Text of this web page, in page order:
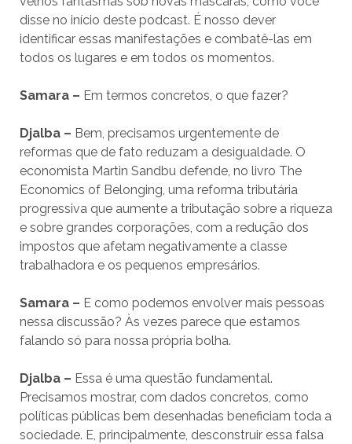
disse no início deste podcast. É nosso dever
identificar essas manifestações e combatê-las em
todos os lugares e em todos os momentos.
Samara – Em termos concretos, o que fazer?
Djalba – Bem, precisamos urgentemente de
reformas que de fato reduzam a desigualdade. O
economista Martin Sandbu defende, no livro The
Economics of Belonging, uma reforma tributária
progressiva que aumente a tributação sobre a riqueza
e sobre grandes corporações, com a redução dos
impostos que afetam negativamente a classe
trabalhadora e os pequenos empresários.
Samara – E como podemos envolver mais pessoas
nessa discussão? Às vezes parece que estamos
falando só para nossa própria bolha.
Djalba – Essa é uma questão fundamental.
Precisamos mostrar, com dados concretos, como
políticas públicas bem desenhadas beneficiam toda a
sociedade. E, principalmente, desconstruir essa falsa